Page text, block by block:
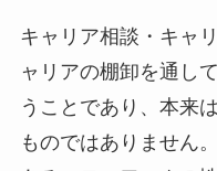
キャリア相談・キャ
ャリアの棚卸を通し
うことであり、本来
ものではありません